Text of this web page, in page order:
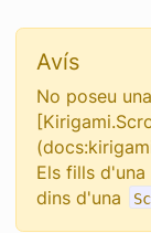
Avís
No poseu una
Els fills d'una
dins d'una